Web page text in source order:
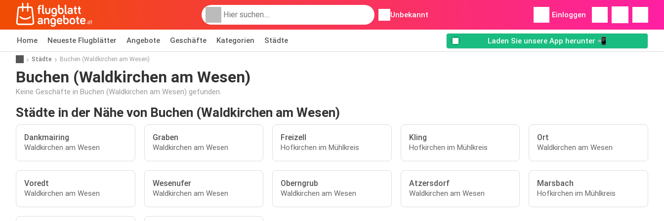
Unbekannt Einloggen
Home Neueste Flugblätter Angebote Geschäfte Kategorien Städte Laden Sie unsere App herunter 📲
Städte Buchen (Waldkirchen am Wesen)
Buchen (Waldkirchen am Wesen)
Keine Geschäfte in Buchen (Waldkirchen am Wesen) gefunden.
Städte in der Nähe von Buchen (Waldkirchen am Wesen)
Dankmairing
Waldkirchen am Wesen
Graben
Waldkirchen am Wesen
Freizell
Hofkirchen im Mühlkreis
Kling
Hofkirchen im Mühlkreis
Ort
Waldkirchen am Wesen
Voredt
Waldkirchen am Wesen
Wesenufer
Waldkirchen am Wesen
Oberngrub
Waldkirchen am Wesen
Atzersdorf
Waldkirchen am Wesen
Marsbach
Hofkirchen im Mühlkreis